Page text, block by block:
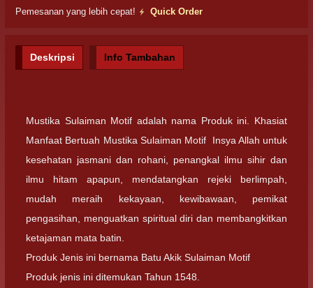
Pemesanan yang lebih cepat! Quick Order
Deskripsi Info Tambahan
Mustika Sulaiman Motif adalah nama Produk ini. Khasiat
Manfaat Bertuah Mustika Sulaiman Motif Insya Allah untuk
kesehatan jasmani dan rohani, penangkal ilmu sihir dan
ilmu hitam apapun, mendatangkan rejeki berlimpah,
mudah meraih kekayaan, kewibawaan, pemikat
pengasihan, menguatkan spiritual diri dan membangkitkan
ketajaman mata batin.
Produk Jenis ini bernama Batu Akik Sulaiman Motif
Produk jenis ini ditemukan Tahun 1548.